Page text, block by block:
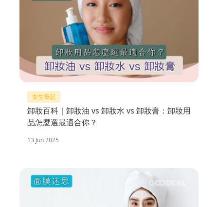
女生筆記
卸妝百科｜卸妝油 vs 卸妝水 vs 卸妝膏：卸妝用
品怎麼選最適合你？
13 Jun 2025